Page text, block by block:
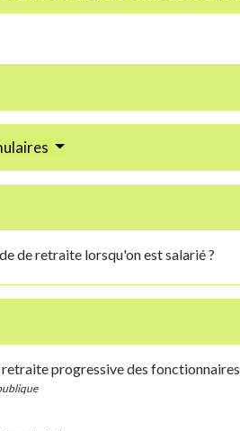
de retraite lorsqu'on est salarié ?
retraite progressive des fonctionnaires